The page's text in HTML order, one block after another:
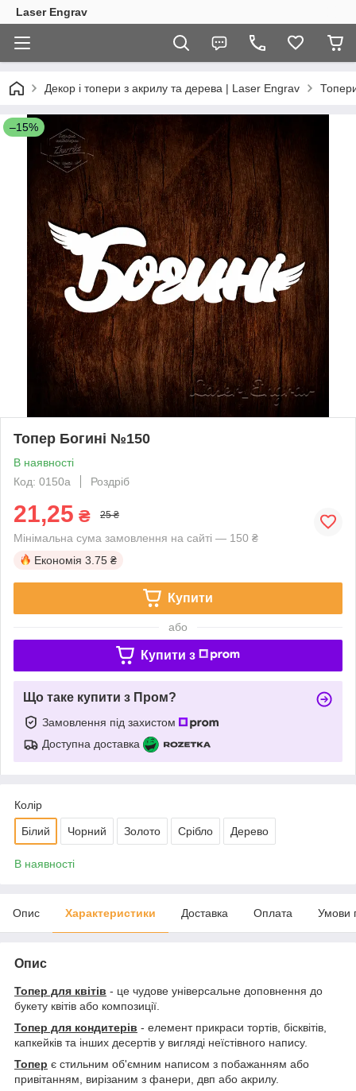
Laser Engrav
Декор і топери з акрилу та дерева | Laser Engrav
–15%
Топер Богині №150
В наявності
Код: 0150a
Роздріб
21,25 ₴ 25 ₴
Мінімальна сума замовлення на сайті — 150 ₴
Економія 3.75 ₴
Купити
або
Купити з
Що таке купити з Пром?
Замовлення під захистом
Доступна доставка
Колір
Білий Чорний Золото Срібло Дерево
В наявності
Опис Характеристики Доставка Оплата Умови
Опис
Топер для квітів - це чудове універсальне доповнення до
букету квітів або композиції.
Топер для кондитерів - елемент прикраси тортів, бісквітів,
капкейків та інших десертів у вигляді неїстівного напису.
Топер є стильним об'ємним написом з побажанням або
привітанням, вирізаним з фанери, двп або акрилу.